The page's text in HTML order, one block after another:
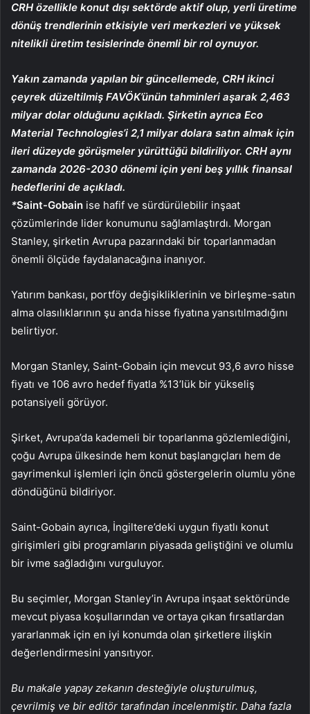
CRH özellikle konut dışı sektörde aktif olup, yerli üretime
dönüş trendlerinin etkisiyle veri merkezleri ve yüksek
nitelikli üretim tesislerinde önemli bir rol oynuyor.
Yakın zamanda yapılan bir güncellemede, CRH ikinci
çeyrek düzeltilmiş FAVÖK’ünün tahminleri aşarak 2,463
milyar dolar olduğunu açıkladı. Şirketin ayrıca Eco
Material Technologies’i 2,1 milyar dolara satın almak için
ileri düzeyde görüşmeler yürüttüğü bildiriliyor. CRH aynı
zamanda 2026-2030 dönemi için yeni beş yıllık finansal
hedeflerini de açıkladı.
*Saint-Gobain ise hafif ve sürdürülebilir inşaat
çözümlerinde lider konumunu sağlamlaştırdı. Morgan
Stanley, şirketin Avrupa pazarındaki bir toparlanmadan
önemli ölçüde faydalanacağına inanıyor.
Yatırım bankası, portföy değişikliklerinin ve birleşme-satın
alma olasılıklarının şu anda hisse fiyatına yansıtılmadığını
belirtiyor.
Morgan Stanley, Saint-Gobain için mevcut 93,6 avro hisse
fiyatı ve 106 avro hedef fiyatla %13’lük bir yükseliş
potansiyeli görüyor.
Şirket, Avrupa’da kademeli bir toparlanma gözlemlediğini,
çoğu Avrupa ülkesinde hem konut başlangıçları hem de
gayrimenkul işlemleri için öncü göstergelerin olumlu yöne
döndüğünü bildiriyor.
Saint-Gobain ayrıca, İngiltere’deki uygun fiyatlı konut
girişimleri gibi programların piyasada geliştiğini ve olumlu
bir ivme sağladığını vurguluyor.
Bu seçimler, Morgan Stanley’in Avrupa inşaat sektöründe
mevcut piyasa koşullarından ve ortaya çıkan fırsatlardan
yararlanmak için en iyi konumda olan şirketlere ilişkin
değerlendirmesini yansıtıyor.
Bu makale yapay zekanın desteğiyle oluşturulmuş,
çevrilmiş ve bir editör tarafından incelenmiştir. Daha fazla